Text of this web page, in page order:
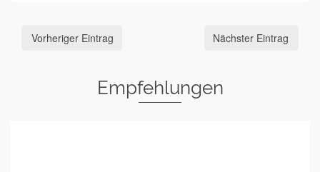
Vorheriger Eintrag Nächster Eintrag
Empfehlungen